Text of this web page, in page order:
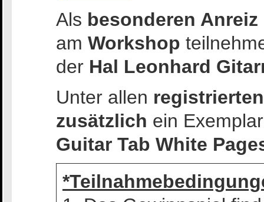
Als besonderen Anreiz
am Workshop
der Hal Leonhard
Unter allen
zusätzlich ein
Guitar Tab White